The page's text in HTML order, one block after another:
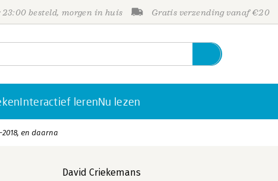
23:00 besteld, morgen in huis Gratis verzending vanaf €20
Interactief lerenNu lezen
en daarna
David Criekemans
Personen